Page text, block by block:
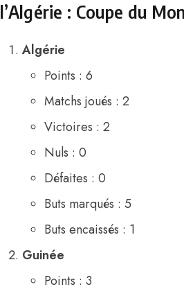
l’Algérie : Coupe du
Algérie
Points : 6
Matchs joués : 2
Victoires : 2
Nuls : 0
Défaites : 0
Buts marqués : 5
Buts encaissés : 1
Guinée
Points : 3